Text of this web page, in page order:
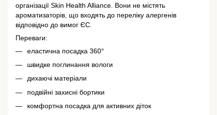
організації Skin Health Alliance. Вони не містять
ароматизаторів, що входять до переліку алергенів
відповідно до вимог ЄС.
Переваги:
еластична посадка 360°
швидке поглинання вологи
дихаючі матеріали
подвійні захисні бортики
комфортна посадка для активних діток